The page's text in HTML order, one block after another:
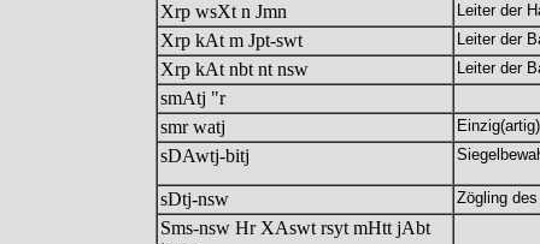
Xrp wsXt n Jmn Leiter der
Xrp kAt m Jpt-swt Leiter der
Xrp kAt nbt nt nsw Leiter der
smAtj "r
smr watj
sDAwtj-bitj
sDtj-nsw Zögling
Sms-nsw Hr XAswt rsyt mHtt jAbt